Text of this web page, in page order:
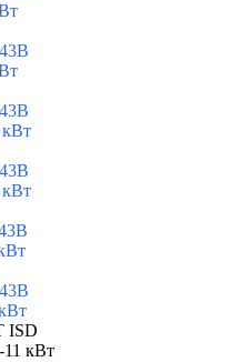
ISD
кВт